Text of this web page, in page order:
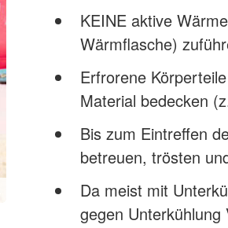
KEINE aktive
Wärmflasche)
Erfrorene
Material bedecken
Bis zum Eintreffen
betreuen, trösten
Da meist mit
gegen Unterkühlung